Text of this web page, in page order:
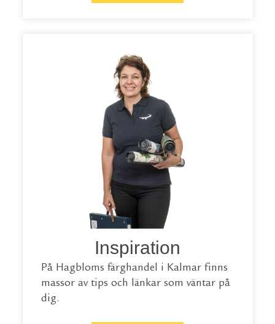
Inspiration
På Hagbloms färghandel i Kalmar finns
massor av tips och länkar som väntar på
dig.